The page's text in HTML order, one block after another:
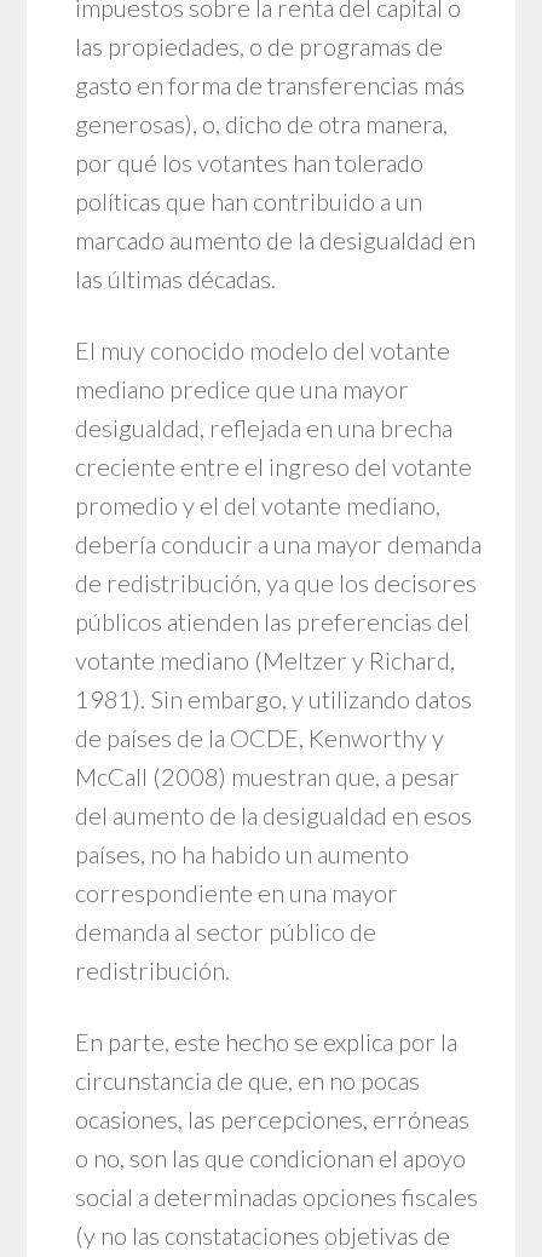
impuestos sobre la renta del capital o
las propiedades, o de programas de
gasto en forma de transferencias más
generosas), o, dicho de otra manera,
por qué los votantes han tolerado
políticas que han contribuido a un
marcado aumento de la desigualdad en
las últimas décadas.
El muy conocido modelo del votante
mediano predice que una mayor
desigualdad, reflejada en una brecha
creciente entre el ingreso del votante
promedio y el del votante mediano,
debería conducir a una mayor demanda
de redistribución, ya que los decisores
públicos atienden las preferencias del
votante mediano (Meltzer y Richard,
1981). Sin embargo, y utilizando datos
de países de la OCDE, Kenworthy y
McCall (2008) muestran que, a pesar
del aumento de la desigualdad en esos
países, no ha habido un aumento
correspondiente en una mayor
demanda al sector público de
redistribución.
En parte, este hecho se explica por la
circunstancia de que, en no pocas
ocasiones, las percepciones, erróneas
o no, son las que condicionan el apoyo
social a determinadas opciones fiscales
(y no las constataciones objetivas de